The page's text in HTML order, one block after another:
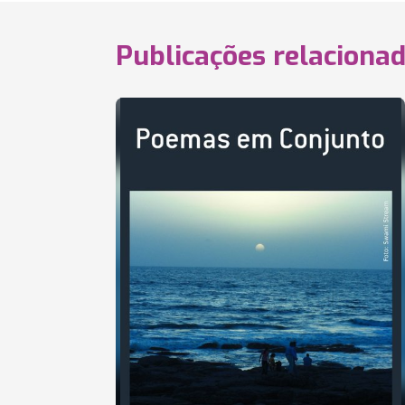
Publicações